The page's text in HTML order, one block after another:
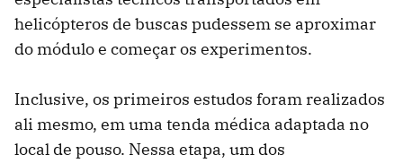
helicópteros de buscas pudessem se aproximar
do módulo e começar os experimentos.
Inclusive, os primeiros estudos foram realizados
ali mesmo, em uma tenda médica adaptada no
local de pouso. Nessa etapa, um dos